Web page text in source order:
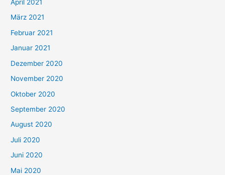
April 2021
März 2021
Februar 2021
Januar 2021
Dezember 2020
November 2020
Oktober 2020
September 2020
August 2020
Juli 2020
Juni 2020
Mai 2020